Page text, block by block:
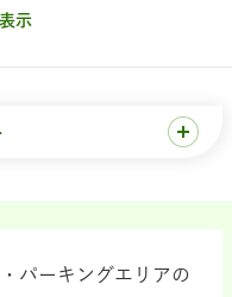
示
パーキングエリアの